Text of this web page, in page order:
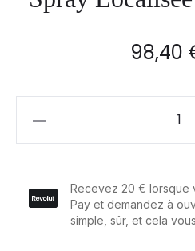
98,40
Spray
Localisée